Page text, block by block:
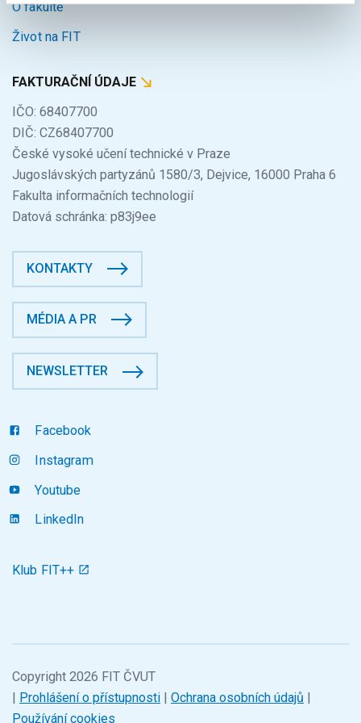
O fakultě
Život na FIT
FAKTURAČNÍ ÚDAJE
IČO: 68407700
DIČ: CZ68407700
České vysoké učení technické v Praze
Jugoslávských partyzánů 1580/3, Dejvice, 16000 Praha 6
Fakulta informačních technologií
Datová schránka: p83j9ee
KONTAKTY
MÉDIA A PR
NEWSLETTER
Facebook
Instagram
Youtube
LinkedIn
Klub FIT++
Copyright 2026 FIT ČVUT
| Prohlášení o přístupnosti | Ochrana osobních údajů |
Používání cookies